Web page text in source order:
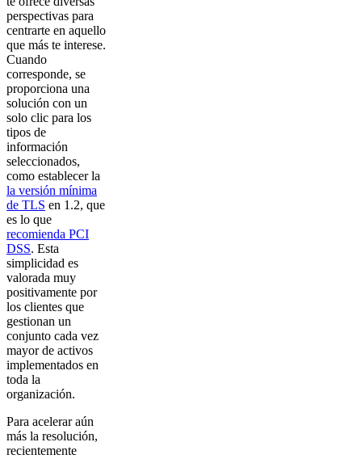
perspectivas para
centrarte en aquello
que más te interese.
Cuando
corresponde, se
proporciona una
solución con un
solo clic para los
tipos de
información
seleccionados,
como establecer la
la versión mínima
de TLS en 1.2, que
es lo que
recomienda PCI
DSS. Esta
simplicidad es
valorada muy
positivamente por
los clientes que
gestionan un
conjunto cada vez
mayor de activos
implementados en
toda la
organización.
Para acelerar aún
más la resolución,
recientemente